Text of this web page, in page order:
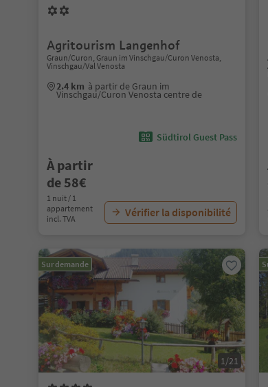
Agritourism Langenhof
Graun/Curon, Graun im Vinschgau/Curon Venosta,
Vinschgau/Val Venosta
2.4 km à partir de Graun im
Vinschgau/Curon Venosta centre de
Südtirol Guest Pass
À partir
de 58€
1 nuit / 1
appartement
incl. TVA
Vérifier la disponibilité
Sur demande
1/21